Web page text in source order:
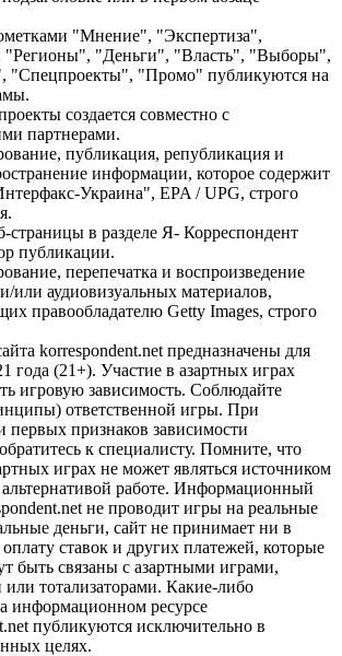
"Мнение", "Экспертиза",
"Регионы", "Деньги", "Власть", "Выборы",
"Спецпроекты", "Промо" публикуются на
создается совместно с
партнерами.
публикация, републикация и
информации, которое содержит
Украина", EPA / UPG, строго
страницы в разделе Я- Корреспондент
публикации.
перепечатка и воспроизведение
или аудиовизуальных материалов,
правообладателю Getty Images, строго
korrespondent.net предназначены для
года (21+). Участие в азартных играх
игровую зависимость. Соблюдайте
ответственной игры. При
первых признаков зависимости
к специалисту. Помните, что
играх не может являться источником
работе. Информационный
не проводит игры на реальные
деньги, сайт не принимает ни в
ставок и других платежей, которые
быть связаны с азартными играми,
или тотализаторами. Какие-либо
информационном ресурсе
публикуются исключительно в
целях.